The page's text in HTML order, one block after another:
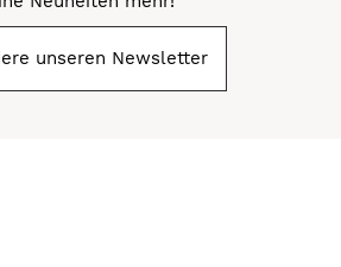
unseren Newsletter